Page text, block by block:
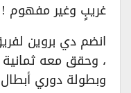
غريبٍ وغير مفهوم !
، وحقق معه ثمانية
وبطولة دوري أبطال